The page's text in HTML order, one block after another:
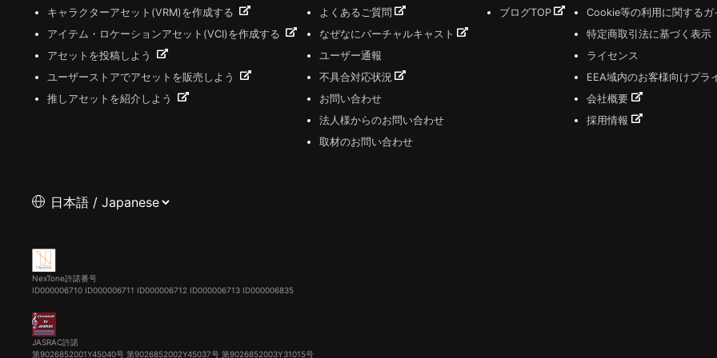
キャラクターアセット(VRM)を作成する
アイテム・ロケーションアセット(VCI)を作成する
アセットを投稿しよう
ユーザーストアでアセットを販売しよう
推しアセットを紹介しよう
よくあるご質問
なぜなにバーチャルキャスト
ユーザー通報
不具合対応状況
お問い合わせ
法人様からのお問い合わせ
取材のお問い合わせ
ブログTOP
Cookie等の利用に関するガ
特定商取引法に基づく表示
ライセンス
EEA域内のお客様向けプラ
会社概要
採用情報
NexTone許諾番号
ID000006710 ID000006711 ID000006712 ID000006713 ID000006835
JASRAC許諾
第9026852001Y45040号 第9026852002Y45037号 第9026852003Y31015号